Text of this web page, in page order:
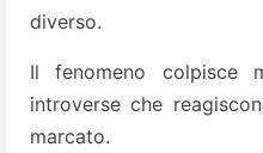
diverso.
Il fenomeno colpisce
introverse che
marcato.